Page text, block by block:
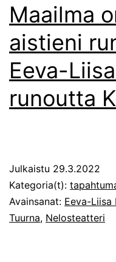
Maailma
aistieni
Eeva-
runoutta
Julkaistu 29.3.2022
Kategoria(t):
Avainsanat: Eeva-Liisa
Tuurna, Nelosteatteri